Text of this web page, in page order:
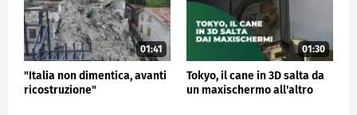
01:41
"Italia non dimentica, avanti
ricostruzione"
01:30
Tokyo, il cane in 3D salta da
un maxischermo all'altro